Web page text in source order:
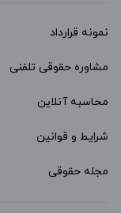
نمونه قرارداد‌
مشاوره حقوقی تلفنی
محاسبه آنلاین
شرایط و قوانین
مجله حقوقی